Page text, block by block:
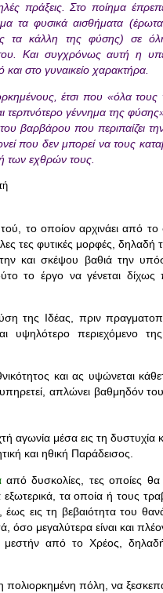
πράξεις. Στο ποίημα
τα φυσικά αισθήματα
τα κάλλη της φύσης) σε
Και συγχρόνως αυτή η
στο γυναικείο χαρακτήρα.
έτσι που «όλα τους
τερπνότερο γέννημα της
βαρβάρου που περιπαίζει
που δεν μπορεί να τους
των εχθρών τους.
το οποίον αρχινάει από
τες φυτικές μορφές, δηλαδή
και σκέψου βαθιά την
το έργο να γένεται
της Ιδέας, πριν
υψηλότερο περιεχόμενο της
και ας υψώνεται
απλώνει βαθμηδόν
αγωνία μέσα εις τη δυστυχία
και ηθική Παράδεισος.
από δυσκολίες, τες οποίες
τα οποία ή τους
εις τη βεβαιότητα του
μεγαλύτερα είναι και
μεστήν από το Χρέος,
πόλη, να